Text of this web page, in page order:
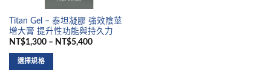
Titan Gel – 泰坦凝膠 強效陰莖
增大膏 提升性功能與持久力
NT$1,300 – NT$5,400
選擇規格